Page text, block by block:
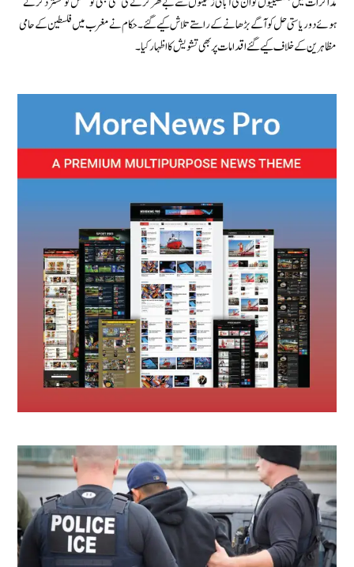
ہوئے دو ریاستی حل کو آگے بڑھانے کے راستے تلاش کیے گئے۔ حکام نے مغرب میں فلسطین کے حامی
مظاہرین کے خلاف کیے گئے اقدامات پر بھی تشویش کا اظہار کیا۔